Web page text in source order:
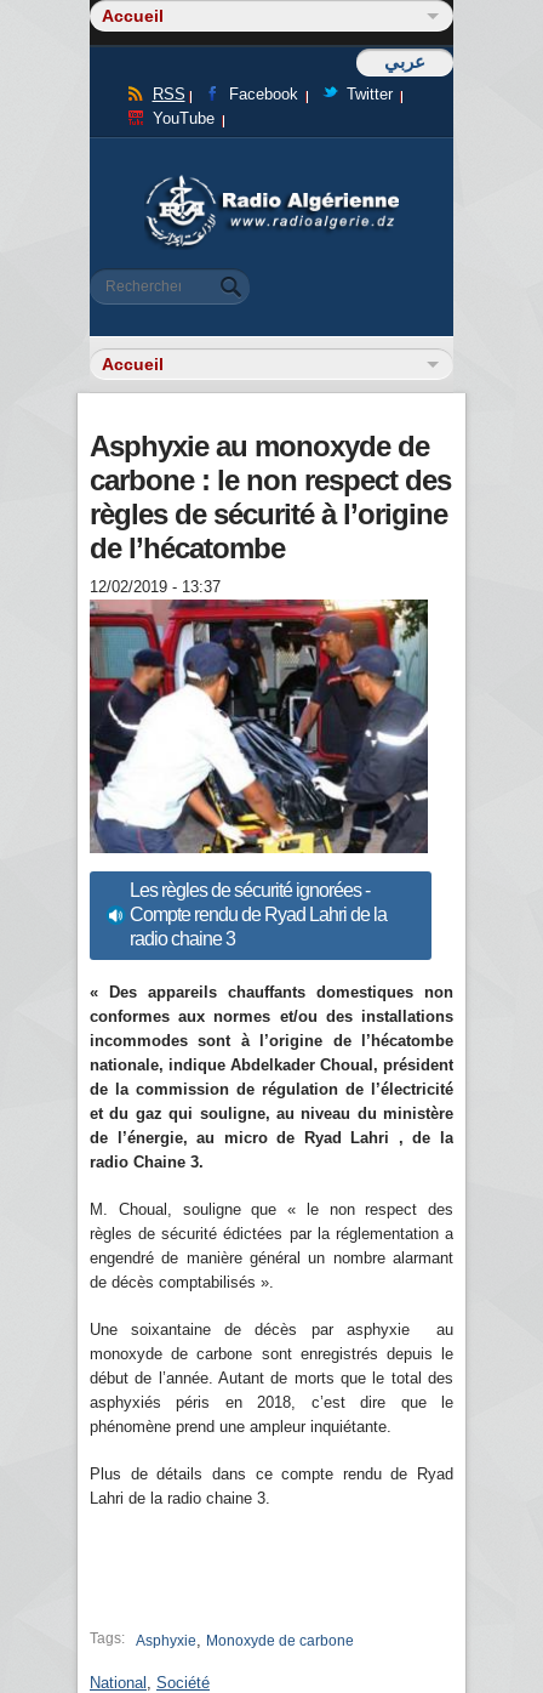
عربي
RSS Facebook
Twitter
YouTube
Formulaire de recherche
Rechercher
Asphyxie au monoxyde de
carbone : le non respect des
règles de sécurité à l’origine
de l’hécatombe
12/02/2019 - 13:37
Les règles de sécurité ignorées -
Compte rendu de Ryad Lahri de la
radio chaine 3
« Des appareils chauffants domestiques non
conformes aux normes et/ou des installations
incommodes sont à l’origine de l’hécatombe
nationale, indique Abdelkader Choual, président
de la commission de régulation de l’électricité
et du gaz qui souligne, au niveau du ministère
de l’énergie, au micro de Ryad Lahri , de la
radio Chaine 3.
M. Choual, souligne que « le non respect des
règles de sécurité édictées par la réglementation a
engendré de manière général un nombre alarmant
de décès comptabilisés ».
Une soixantaine de décès par asphyxie au
monoxyde de carbone sont enregistrés depuis le
début de l’année. Autant de morts que le total des
asphyxiés péris en 2018, c’est dire que le
phénomène prend une ampleur inquiétante.
Plus de détails dans ce compte rendu de Ryad
Lahri de la radio chaine 3.
Tags: Asphyxie Monoxyde de carbone
National Société